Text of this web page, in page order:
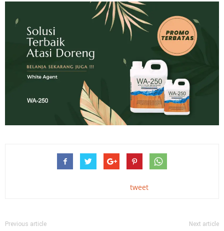
tweet
Previous article Next article